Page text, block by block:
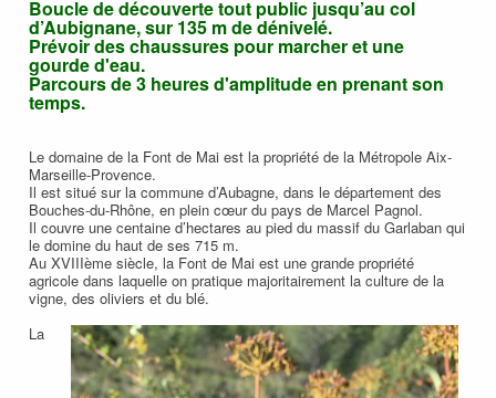
Boucle de découverte tout public jusqu’au col
d’Aubignane, sur 135 m de dénivelé.
Prévoir des chaussures pour marcher et une
gourde d'eau.
Parcours de 3 heures d'amplitude en prenant son
temps.
Le domaine de la Font de Mai est la propriété de la Métropole Aix-
Marseille-Provence.
Il est situé sur la commune d’Aubagne, dans le département des
Bouches-du-Rhône, en plein cœur du pays de Marcel Pagnol.
Il couvre une centaine d’hectares au pied du massif du Garlaban qui
le domine du haut de ses 715 m.
Au XVIIIème siècle, la Font de Mai est une grande propriété
agricole dans laquelle on pratique majoritairement la culture de la
vigne, des oliviers et du blé.
La